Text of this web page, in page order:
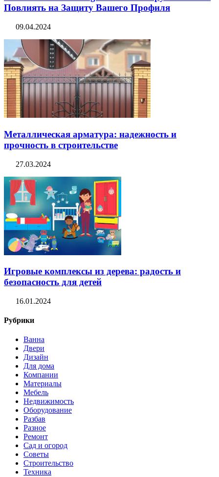
Повлиять на Защиту Вашего Профиля
09.04.2024
Металлическая арматура: надежность и
прочность в строительстве
27.03.2024
Игровые комплексы из дерева: радость и
безопасность для детей
16.01.2024
Рубрики
Ванна
Двери
Дизайн
Для дома
Компании
Материалы
Мебель
Недвижимость
Оборудование
Разбав
Разное
Ремонт
Сад и огород
Советы
Строительство
Техника